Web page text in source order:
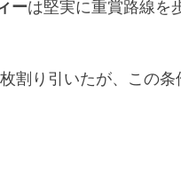
ーは堅実に重賞路線を
割り引いたが、この条